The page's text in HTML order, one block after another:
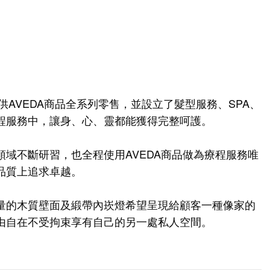
商品全系列零售，並設立了髮型服務、SPA、
務中，讓身、心、靈都能獲得完整呵護。
不斷研習，也全程使用AVEDA商品做為療程服務唯
上追求卓越。
木質壁面及緞帶內崁燈希望呈現給顧客一種像家的
在不受拘束享有自己的另一處私人空間。